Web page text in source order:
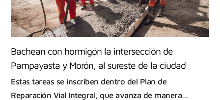
Bachean con hormigón la intersección de
Pampayasta y Morón, al sureste de la ciudad
Estas tareas se inscriben dentro del Plan de
Reparación Vial Integral, que avanza de manera…